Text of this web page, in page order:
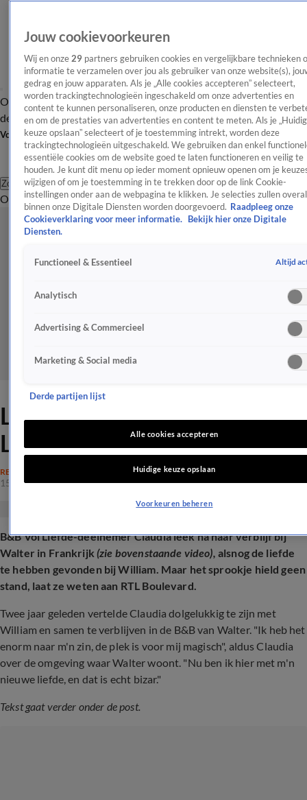
OverzichtAfleveringen Entertainment TV Algemeen
Tip
de redactieNieuwsbrief
Volg Shownieuws
Zoeken
OverzichtEntertainmentSpraakmakendRealityCrimeVideo's
Liefdesbreuk voor B&B Vol
Liefde-Claudia
REALITY
15 juli 2025, 15:37
B&B Vol Liefde-deelnemer Claudia leek na haar verblijf bij
Walter in Frankrijk(zie bovenstaande video), alsnog de liefde
te hebben gevonden bij William. Maar het sprookje hield geen
stand, laat ze weten aan RTL Boulevard.
Twee jaar geleden vertelde Claudia dolgelukkig te zijn met
William en samen te verblijven in de B&B van Walter. "Ik heb het
enorm naar m'n zin, de plek is voor mij magisch", aldus Claudia
over de omgeving waar Walter woont. "Nu ben ik hier met m'n
nieuwe liefde, en dat is echt bizar."
Tekst gaat verder onder de post.
Jouw cookievoorkeuren
Wij en onze 29 partners gebruiken cookies en vergelijkbare technieken
informatie te verzamelen over jou als gebruiker van onze website(s),
gedrag en jouw apparaten. Als je „Alle cookies accepteren” selecteert,
worden trackingtechnologieën ingeschakeld om onze advertenties en
content te kunnen personaliseren, onze producten en diensten te
en om de prestaties van advertenties en content te meten. Als je
keuze opslaan” selecteert of je toestemming intrekt, worden deze
trackingtechnologieën uitgeschakeld. We gebruiken dan enkel
essentiële cookies om de website goed te laten functioneren en veilig te
houden. Je kunt dit menu op ieder moment opnieuw openen om je
wijzigen of om je toestemming in te trekken door op de link Cookie-
instellingen onder aan de webpagina te klikken. Je selecties zullen overal
binnen onze Digitale Diensten worden doorgevoerd. Raadpleeg onze
Cookieverklaring voor meer informatie.
Bekijk hier onze Digitale
Diensten.
Functioneel & Essentieel Altijd
Analytisch
Advertising & Commercieel
Marketing & Social media
Derde partijen lijst
Alle cookies accepteren
Huidige keuze opslaan
Voorkeuren beheren